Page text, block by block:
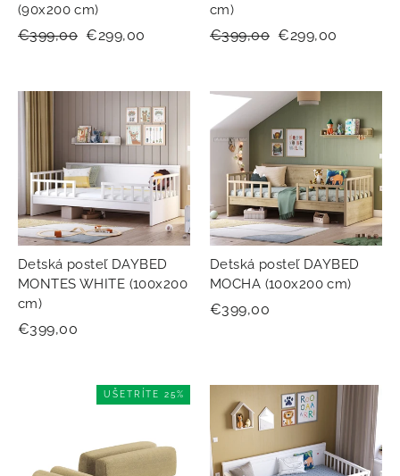
(90x200 cm)
Normálna
€399,00 Zľavnená
€299,00
cm)
Normálna
€399,00 Zľavnená
€299,00
Detská posteľ DAYBED
MONTES WHITE (100x200
cm)
€399,00
Detská posteľ DAYBED
MOCHA (100x200 cm)
€399,00
UŠETRÍTE 25%